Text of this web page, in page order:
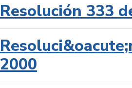
Resolución 333
2000